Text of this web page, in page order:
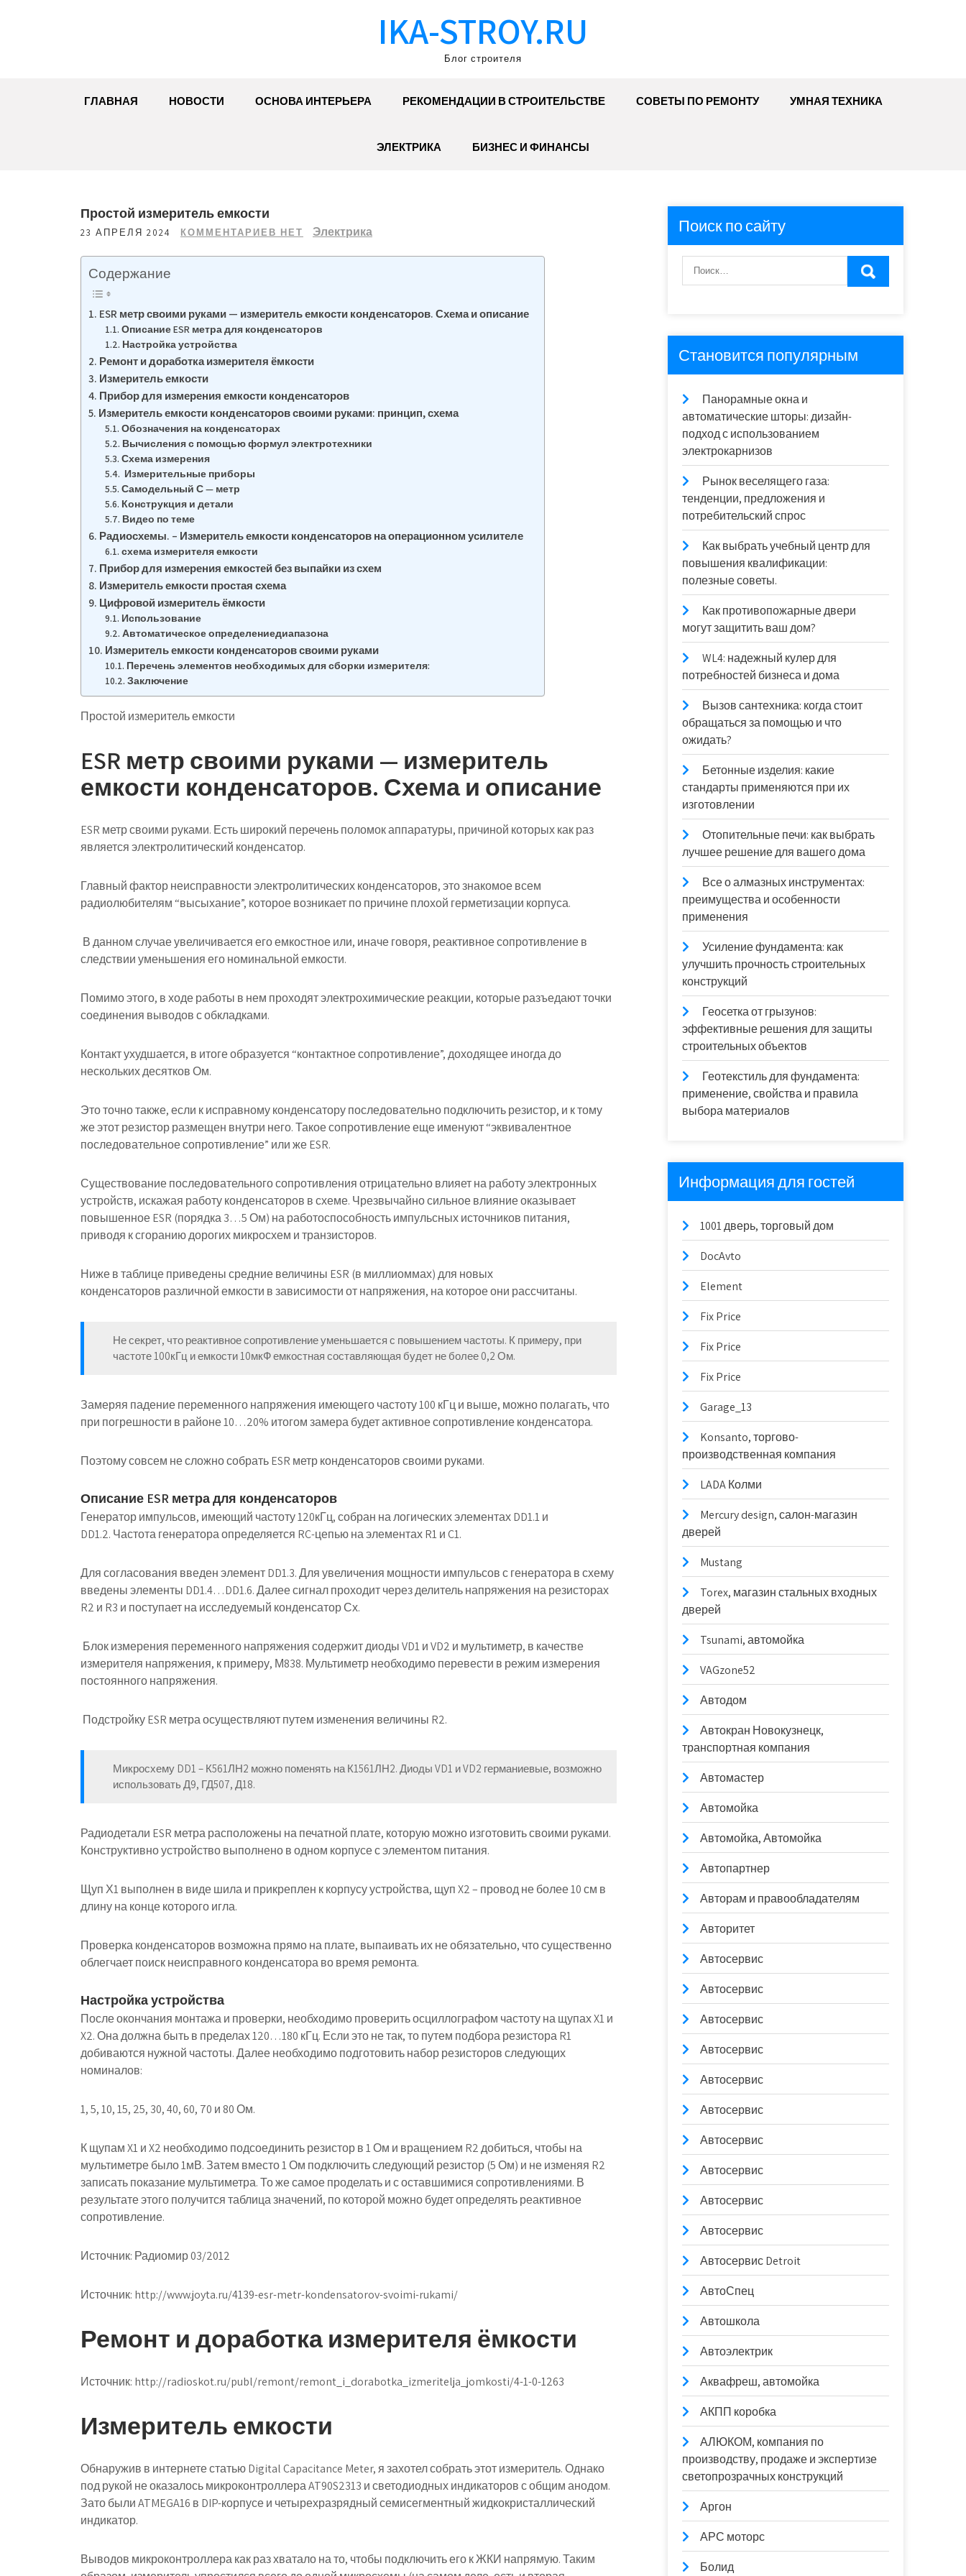
IKA-STROY.RU
Блог строителя
ГЛАВНАЯ НОВОСТИ ОСНОВА ИНТЕРЬЕРА РЕКОМЕНДАЦИИ В СТРОИТЕЛЬСТВЕ СОВЕТЫ ПО РЕМОНТУ УМНАЯ ТЕХНИКА
ЭЛЕКТРИКА БИЗНЕС И ФИНАНСЫ
Простой измеритель емкости
23 АПРЕЛЯ 2024 КОММЕНТАРИЕВ НЕТ Электрика
Содержание
ESR метр своими руками — измеритель емкости конденсаторов. Схема и описание
Описание ESR метра для конденсаторов
Настройка устройства
Ремонт и доработка измерителя ёмкости
Измеритель емкости
Прибор для измерения емкости конденсаторов
Измеритель емкости конденсаторов своими руками: принцип, схема
Обозначения на конденсаторах
Вычисления с помощью формул электротехники
Схема измерения
Измерительные приборы
Самодельный С — метр
Конструкция и детали
Видео по теме
Радиосхемы. – Измеритель емкости конденсаторов на операционном усилителе
схема измерителя емкости
Прибор для измерения емкостей без выпайки из схем
Измеритель емкости простая схема
Цифровой измеритель ёмкости
Использование
Автоматическое определениедиапазона
Измеритель емкости конденсаторов своими руками
Перечень элементов необходимых для сборки измерителя:
Заключение
Простой измеритель емкости
ESR метр своими руками — измеритель
емкости конденсаторов. Схема и описание
ESR метр своими руками. Есть широкий перечень поломок аппаратуры, причиной которых как раз
является электролитический конденсатор.
Главный фактор неисправности электролитических конденсаторов, это знакомое всем
радиолюбителям “высыхание”, которое возникает по причине плохой герметизации корпуса.
В данном случае увеличивается его емкостное или, иначе говоря, реактивное сопротивление в
следствии уменьшения его номинальной емкости.
Помимо этого, в ходе работы в нем проходят электрохимические реакции, которые разъедают точки
соединения выводов с обкладками.
Контакт ухудшается, в итоге образуется “контактное сопротивление”, доходящее иногда до
нескольких десятков Ом.
Это точно также, если к исправному конденсатору последовательно подключить резистор, и к тому
же этот резистор размещен внутри него. Такое сопротивление еще именуют “эквивалентное
последовательное сопротивление” или же ESR.
Существование последовательного сопротивления отрицательно влияет на работу электронных
устройств, искажая работу конденсаторов в схеме. Чрезвычайно сильное влияние оказывает
повышенное ESR (порядка 3…5 Ом) на работоспособность импульсных источников питания,
приводя к сгоранию дорогих микросхем и транзисторов.
Ниже в таблице приведены средние величины ESR (в миллиоммах) для новых
конденсаторов различной емкости в зависимости от напряжения, на которое они рассчитаны.
Не секрет, что реактивное сопротивление уменьшается с повышением частоты. К примеру, при
частоте 100кГц и емкости 10мкФ емкостная составляющая будет не более 0,2 Ом.
Замеряя падение переменного напряжения имеющего частоту 100 кГц и выше, можно полагать, что
при погрешности в районе 10…20% итогом замера будет активное сопротивление конденсатора.
Поэтому совсем не сложно собратьESR метр конденсаторов своими руками.
Описание ESR метра для конденсаторов
Генератор импульсов, имеющий частоту 120кГц, собран на логических элементах DD1.1 и
DD1.2. Частота генератора определяется RC-цепью на элементах R1 и C1.
Для согласования введен элемент DD1.3. Для увеличения мощности импульсов с генератора в схему
введены элементы DD1.4…DD1.6. Далее сигнал проходит через делитель напряжения на резисторах
R2 и R3 и поступает на исследуемый конденсатор Сх.
Блок измерения переменного напряжения содержит диоды VD1 и VD2 и мультиметр, в качестве
измерителя напряжения, к примеру, М838. Мультиметр необходимо перевести в режим измерения
постоянного напряжения.
Подстройку ESR метра осуществляют путем изменения величины R2.
Микросхему DD1 – К561ЛН2 можно поменять на К1561ЛН2. Диоды VD1 и VD2 германиевые, возможно
использовать Д9, ГД507, Д18.
Радиодетали ESR метра расположены на печатной плате, которую можно изготовить своими руками.
Конструктивно устройство выполнено в одном корпусе с элементом питания.
Щуп Х1 выполнен в виде шила и прикреплен к корпусу устройства, щуп X2 – провод не более 10 см в
длину на конце которого игла.
Проверка конденсаторов возможна прямо на плате, выпаивать их не обязательно, что существенно
облегчает поиск неисправного конденсатора во время ремонта.
Настройка устройства
После окончания монтажа и проверки, необходимо проверить осциллографом частоту на щупах X1 и
X2. Она должна быть в пределах 120…180 кГц. Если это не так, то путем подбора резистора R1
добиваются нужной частоты. Далее необходимо подготовить набор резисторов следующих
номиналов:
1, 5, 10, 15, 25, 30, 40, 60, 70 и 80 Ом.
К щупам X1 и X2 необходимо подсоединить резистор в 1 Ом и вращением R2 добиться, чтобы на
мультиметре было 1мВ. Затем вместо 1 Ом подключить следующий резистор (5 Ом) и не изменяя R2
записать показание мультиметра. То же самое проделать и с оставшимися сопротивлениями. В
результате этого получится таблица значений, по которой можно будет определять реактивное
сопротивление.
Источник: Радиомир 03/2012
Источник: http://www.joyta.ru/4139-esr-metr-kondensatorov-svoimi-rukami/
Ремонт и доработка измерителя ёмкости
Источник: http://radioskot.ru/publ/remont/remont_i_dorabotka_izmeritelja_jomkosti/4-1-0-1263
Измеритель емкости
Обнаружив в интернете статью Digital Capacitance Meter, я захотел собрать этот измеритель. Однако
под рукой не оказалось микроконтроллера AT90S2313 и светодиодных индикаторов с общим анодом.
Зато были ATMEGA16 в DIP-корпусе и четырехразрядный семисегментный жидкокристаллический
индикатор.
Выводов микроконтроллера как раз хватало на то, чтобы подключить его к ЖКИ напрямую. Таким
Поиск по сайту
Становится популярным
Панорамные окна и
автоматические шторы: дизайн-
подход с использованием
электрокарнизов
Рынок веселящего газа:
тенденции, предложения и
потребительский спрос
Как выбрать учебный центр для
повышения квалификации:
полезные советы.
Как противопожарные двери
могут защитить ваш дом?
WL4: надежный кулер для
потребностей бизнеса и дома
Вызов сантехника: когда стоит
обращаться за помощью и что
ожидать?
Бетонные изделия: какие
стандарты применяются при их
изготовлении
Отопительные печи: как выбрать
лучшее решение для вашего дома
Все о алмазных инструментах:
преимущества и особенности
применения
Усиление фундамента: как
улучшить прочность строительных
конструкций
Геосетка от грызунов:
эффективные решения для защиты
строительных объектов
Геотекстиль для фундамента:
применение, свойства и правила
выбора материалов
Информация для гостей
1001 дверь, торговый дом
DocAvto
Element
Fix Price
Fix Price
Fix Price
Garage_13
Konsanto, торгово-
производственная компания
LADA Колми
Mercury design, салон-магазин
дверей
Mustang
Torex, магазин стальных входных
дверей
Tsunami, автомойка
VAGzone52
Автодом
Автокран Новокузнецк,
транспортная компания
Автомастер
Автомойка
Автомойка, Автомойка
Автопартнер
Авторам и правообладателям
Авторитет
Автосервис
Автосервис
Автосервис
Автосервис
Автосервис
Автосервис
Автосервис
Автосервис
Автосервис
Автосервис
Автосервис Detroit
АвтоСпец
Автошкола
Автоэлектрик
Аквафреш, автомойка
АКПП коробка
АЛЮКОМ, компания по
производству, продаже и экспертизе
светопрозрачных конструкций
Аргон
АРС моторс
Болид